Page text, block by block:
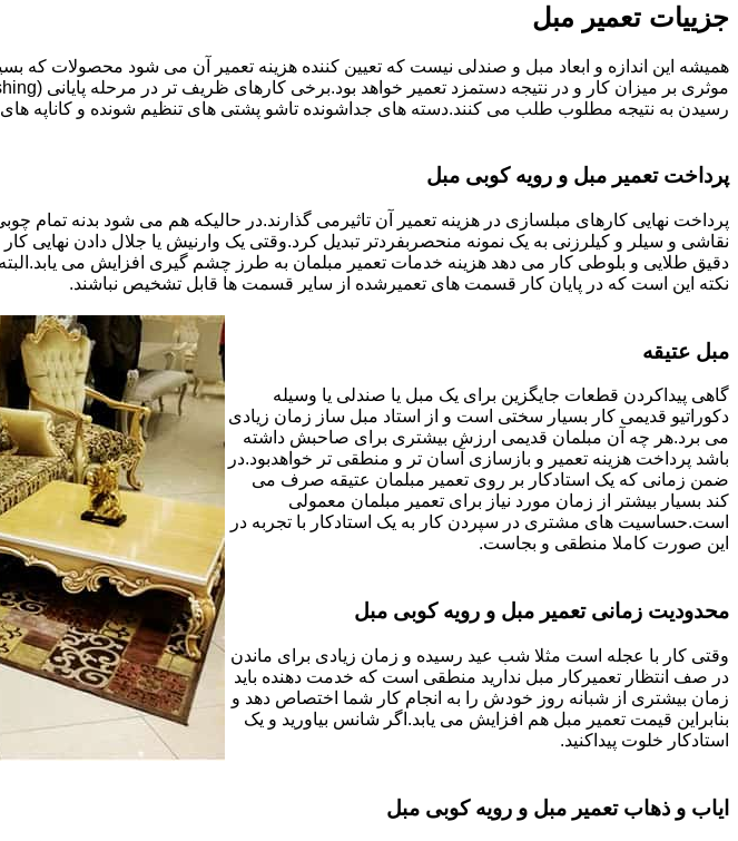
جزییات تعمیر مبل
همیشه این اندازه و ابعاد مبل و صندلی نیست که تعیین کننده هزینه تعمیر آن می شود محصولات که
رسیدن به نتیجه مطلوب طلب می کنند.دسته های جداشونده تاشو پشتی های تنظیم شونده و کاناپه
پرداخت تعمیر مبل و رویه کوبی مبل
پرداخت نهایی کارهای مبلسازی در هزینه تعمیر آن تاثیرمی گذارند.در حالیکه هم می شود بدنه تمام
نقاشی و سیلر و کیلرزنی به یک نمونه منحصربفردتر تبدیل کرد.وقتی یک وارنیش یا جلال دادن
دقیق طلایی و بلوطی کار می دهد هزینه خدمات تعمیر مبلمان به طرز چشم گیری افزایش می
نکته این است که در پایان کار قسمت های تعمیرشده از سایر قسمت ها قابل تشخیص نباشند.
مبل عتیقه
گاهی پیداکردن قطعات جایگزین برای یک مبل یا صندلی یا وسیله
دکوراتیو قدیمی کار بسیار سختی است و از استاد مبل ساز زمان زیادی
می برد.هر چه آن مبلمان قدیمی ارزش بیشتری برای صاحبش داشته
باشد پرداخت هزینه تعمیر و بازسازی آسان تر و منطقی تر خواهدبود.در
ضمن زمانی که یک استادکار بر روی تعمیر مبلمان عتیقه صرف می
کند بسیار بیشتر از زمان مورد نیاز برای تعمیر مبلمان معمولی
است.حساسیت های مشتری در سپردن کار به یک استادکار با تجربه در
این صورت کاملا منطقی و بجاست.
محدودیت زمانی تعمیر مبل و رویه کوبی مبل
وقتی کار با عجله است مثلا شب عید رسیده و زمان زیادی برای ماندن
در صف انتظار تعمیرکار مبل ندارید منطقی است که خدمت دهنده باید
زمان بیشتری از شبانه روز خودش را به انجام کار شما اختصاص دهد و
بنابراین قیمت تعمیر مبل هم افزایش می یابد.اگر شانس بیاورید و یک
استادکار خلوت پیداکنید.
ایاب و ذهاب تعمیر مبل و رویه کوبی مبل